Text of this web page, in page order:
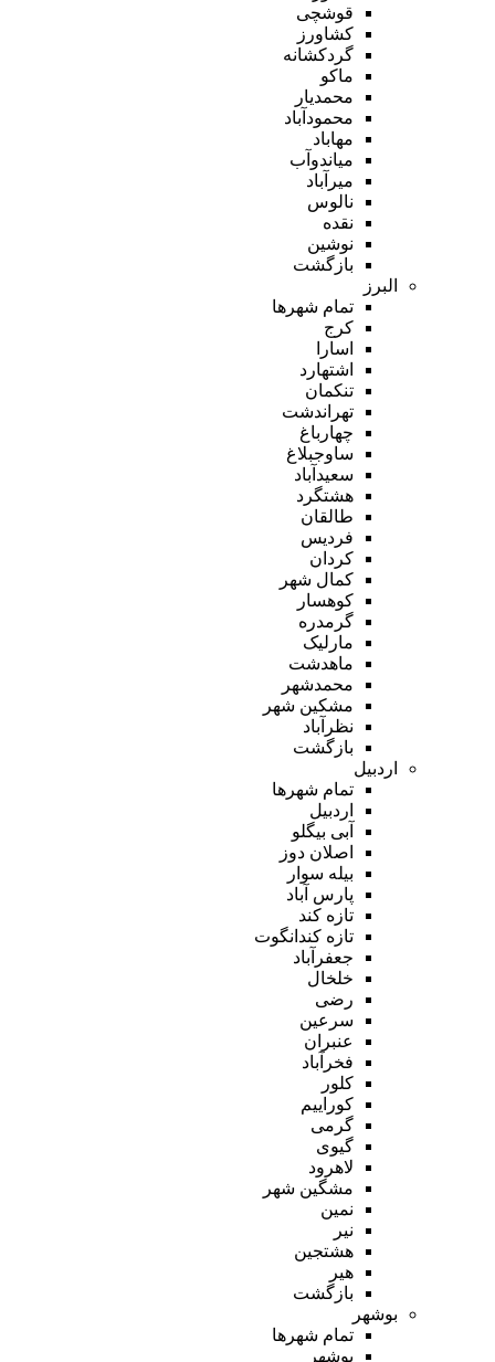
قوشچی
کشاورز
گردکشانه
ماکو
محمدیار
محمودآباد
مهاباد
میاندوآب
میرآباد
نالوس
نقده
نوشین
بازگشت
البرز
تمام شهر‌ها
کرج
اسارا
اشتهارد
تنکمان
تهراندشت
چهارباغ
ساوجبلاغ
سعیدآباد
هشتگرد
طالقان
فردیس
کردان
کمال شهر
کوهسار
گرمدره
مارلیک
ماهدشت
محمدشهر
مشکین شهر
نظرآباد
بازگشت
اردبیل
تمام شهر‌ها
اردبیل
آبی بیگلو
اصلان دوز
بیله سوار
پارس آباد
تازه کند
تازه کندانگوت
جعفرآباد
خلخال
رضی
سرعین
عنبران
فخرآباد
کلور
کوراییم
گرمی
گیوی
لاهرود
مشگین شهر
نمین
نیر
هشتجین
هیر
بازگشت
بوشهر
تمام شهر‌ها
بوشهر